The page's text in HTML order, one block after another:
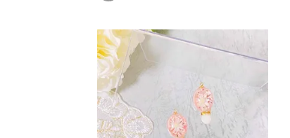
めのレジン大賞2023 #アクセサリー部